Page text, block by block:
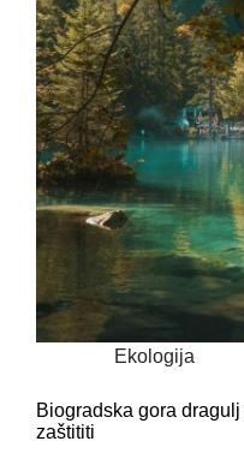
Ekologija
Biogradska gora
zaštititi